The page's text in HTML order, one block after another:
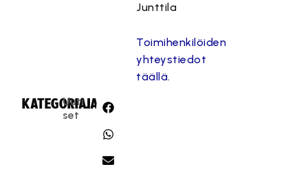
Junttila
Toimihenkilöiden
yhteystiedot
täällä.
KATEGORIA:
Uuti
set
JAA: